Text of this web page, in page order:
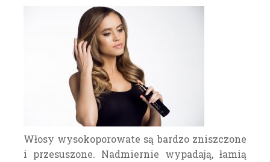
Włosy wysokoporowate są bardzo zniszczone
i przesuszone. Nadmiernie wypadają, łamią